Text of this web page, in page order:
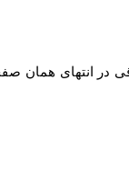
در انتهای همان